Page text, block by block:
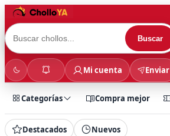
Buscar
Mi cuenta Enviar
Categorías Compra mejor
Destacados Nuevos